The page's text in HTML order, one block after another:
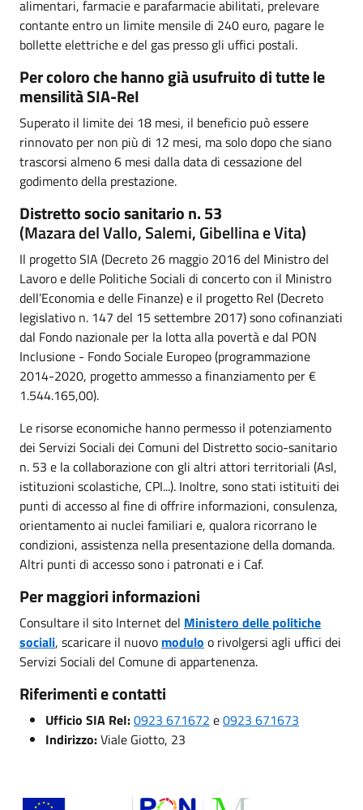
alimentari, farmacie e parafarmacie abilitati, prelevare
contante entro un limite mensile di 240 euro, pagare le
bollette elettriche e del gas presso gli uffici postali.
Per coloro che hanno già usufruito di tutte le
mensilità SIA-ReI
Superato il limite dei 18 mesi, il beneficio può essere
rinnovato per non più di 12 mesi, ma solo dopo che siano
trascorsi almeno 6 mesi dalla data di cessazione del
godimento della prestazione.
Distretto socio sanitario n. 53
(Mazara del Vallo, Salemi, Gibellina e Vita)
Il progetto SIA (Decreto 26 maggio 2016 del Ministro del
Lavoro e delle Politiche Sociali di concerto con il Ministro
dell’Economia e delle Finanze) e il progetto ReI (Decreto
legislativo n. 147 del 15 settembre 2017) sono cofinanziati
dal Fondo nazionale per la lotta alla povertà e dal PON
Inclusione - Fondo Sociale Europeo (programmazione
2014-2020, progetto ammesso a finanziamento per €
1.544.165,00).
Le risorse economiche hanno permesso il potenziamento
dei Servizi Sociali dei Comuni del Distretto socio-sanitario
n. 53 e la collaborazione con gli altri attori territoriali (Asl,
istituzioni scolastiche, CPI...). Inoltre, sono stati istituiti dei
punti di accesso al fine di offrire informazioni, consulenza,
orientamento ai nuclei familiari e, qualora ricorrano le
condizioni, assistenza nella presentazione della domanda.
Altri punti di accesso sono i patronati e i Caf.
Per maggiori informazioni
Consultare il sito Internet del Ministero delle politiche
sociali, scaricare il nuovo modulo o rivolgersi agli uffici dei
Servizi Sociali del Comune di appartenenza.
Riferimenti e contatti
Ufficio SIA ReI:0923 671672 e0923 671673
Indirizzo:Viale Giotto, 23